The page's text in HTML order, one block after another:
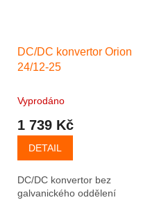
DC/DC konvertor Orion
24/12-25
Vyprodáno
1 739 Kč
DETAIL
DC/DC konvertor bez
galvanického oddělení